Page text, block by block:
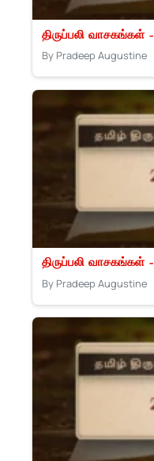
திருப்பலி வாசகங்கள்
By Pradeep Augustine
திருப்பலி வாசகங்கள்
By Pradeep Augustine